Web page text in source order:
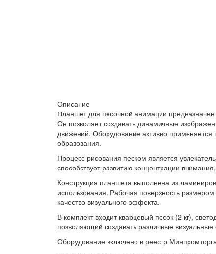
Описание
Планшет для песочной анимации предназначен
Он позволяет создавать динамичные
движений. Оборудование активно
образования.
Процесс рисования песком является
способствует развитию концентрации
Конструкция планшета выполнена из
использования. Рабочая поверхность
качество визуального эффекта.
В комплект входит кварцевый песок (2 кг),
позволяющий создавать различные
Оборудование включено в реестр